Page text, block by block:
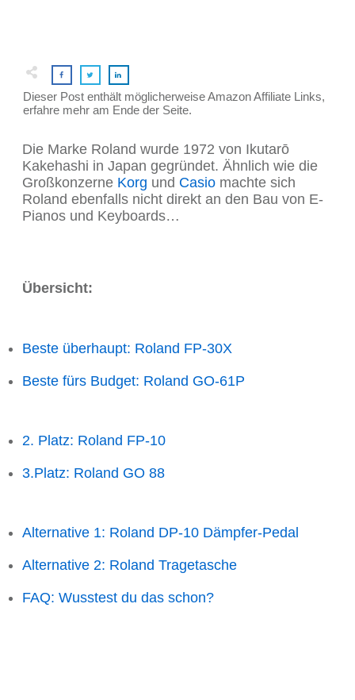
Dieser Post enthält möglicherweise Amazon Affiliate Links,
erfahre mehr am Ende der Seite.
Die Marke Roland wurde 1972 von Ikutarō
Kakehashi in Japan gegründet. Ähnlich wie die
Großkonzerne Korg und Casio machte sich
Roland ebenfalls nicht direkt an den Bau von E-
Pianos und Keyboards…
Übersicht:
Beste überhaupt: Roland FP-30X
Beste fürs Budget: Roland GO-61P
2. Platz: Roland FP-10
3.Platz: Roland GO 88
Alternative 1: Roland DP-10 Dämpfer-Pedal
Alternative 2: Roland Tragetasche
FAQ: Wusstest du das schon?